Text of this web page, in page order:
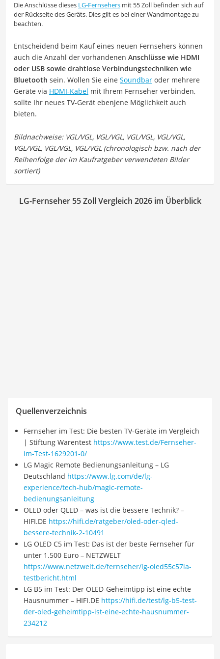
Die Anschlüsse dieses LG-Fernsehers mit 55 Zoll befinden sich auf
der Rückseite des Geräts. Dies gilt es bei einer Wandmontage zu
beachten.
Entscheidend beim Kauf eines neuen Fernsehers können
auch die Anzahl der vorhandenen Anschlüsse wie HDMI
oder USB sowie drahtlose Verbindungstechniken wie
Bluetooth sein. Wollen Sie eine Soundbar oder mehrere
Geräte via HDMI-Kabel mit Ihrem Fernseher verbinden,
sollte Ihr neues TV-Gerät ebenjene Möglichkeit auch
bieten.
LG-Fernseher 55 Zoll Vergleich 2026 im Überblick
Quellenverzeichnis
Fernseher im Test: Die besten TV-Geräte im Vergleich
| Stiftung Warentest https://www.test.de/Fernseher-
im-Test-1629201-0/
LG Magic Remote Bedienungsanleitung – LG
Deutschland https://www.lg.com/de/lg-
experience/tech-hub/magic-remote-
bedienungsanleitung
OLED oder QLED – was ist die bessere Technik? –
HIFI.DE https://hifi.de/ratgeber/oled-oder-qled-
bessere-technik-2-10491
LG OLED C5 im Test: Das ist der beste Fernseher für
unter 1.500 Euro – NETZWELT
https://www.netzwelt.de/fernseher/lg-oled55c57la-
testbericht.html
LG B5 im Test: Der OLED-Geheimtipp ist eine echte
Hausnummer – HIFI.DE https://hifi.de/test/lg-b5-test-
der-oled-geheimtipp-ist-eine-echte-hausnummer-
234212